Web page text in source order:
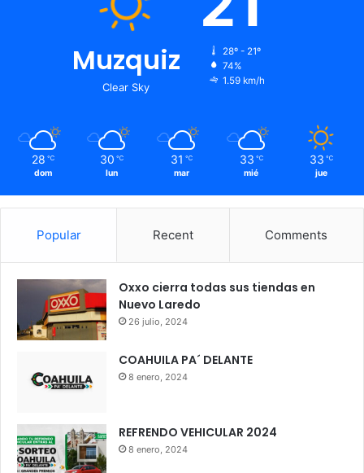
Muzquiz
Clear Sky
28º - 21º
74%
1.59 km/h
28 ℃
dom
30 ℃
lun
31 ℃
mar
33 ℃
mié
33 ℃
jue
Popular Recent Comments
Oxxo cierra todas sus tiendas en
Nuevo Laredo
26 julio, 2024
COAHUILA PA´ DELANTE
8 enero, 2024
REFRENDO VEHICULAR 2024
8 enero, 2024